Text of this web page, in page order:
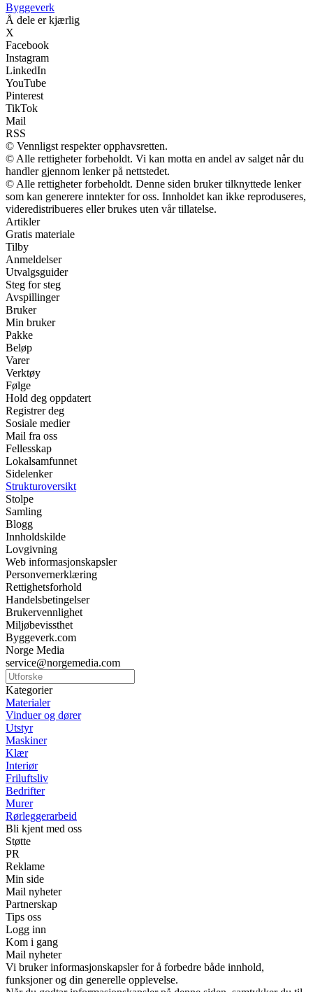
Byggeverk
Å dele er kjærlig
X
Facebook
Instagram
LinkedIn
YouTube
Pinterest
TikTok
Mail
RSS
© Vennligst respekter opphavsretten.
© Alle rettigheter forbeholdt. Vi kan motta en andel av salget når du
handler gjennom lenker på nettstedet.
© Alle rettigheter forbeholdt. Denne siden bruker tilknyttede lenker
som kan generere inntekter for oss. Innholdet kan ikke reproduseres,
videredistribueres eller brukes uten vår tillatelse.
Artikler
Gratis materiale
Tilby
Anmeldelser
Utvalgsguider
Steg for steg
Avspillinger
Bruker
Min bruker
Pakke
Beløp
Varer
Verktøy
Følge
Hold deg oppdatert
Registrer deg
Sosiale medier
Mail fra oss
Fellesskap
Lokalsamfunnet
Sidelenker
Strukturoversikt
Stolpe
Samling
Blogg
Innholdskilde
Lovgivning
Web informasjonskapsler
Personvernerklæring
Rettighetsforhold
Handelsbetingelser
Brukervennlighet
Miljøbevissthet
Byggeverk.com
Norge Media
service@norgemedia.com
Kategorier
Materialer
Vinduer og dører
Utstyr
Maskiner
Klær
Interiør
Friluftsliv
Bedrifter
Murer
Rørleggerarbeid
Bli kjent med oss
Støtte
PR
Reklame
Min side
Mail nyheter
Partnerskap
Tips oss
Logg inn
Kom i gang
Mail nyheter
Vi bruker informasjonskapsler for å forbedre både innhold,
funksjoner og din generelle opplevelse.